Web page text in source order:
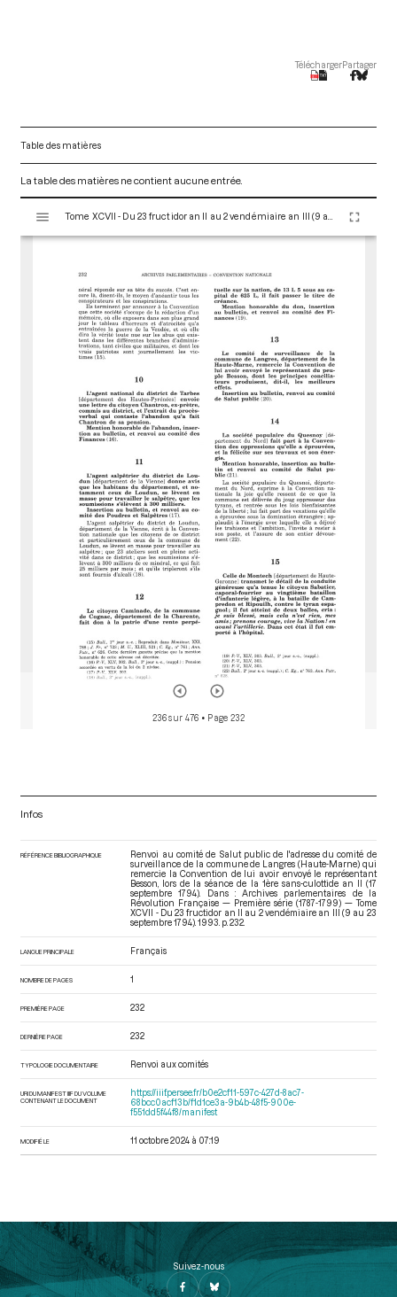
TéléchargerPartager
Table des matières
La table des matières ne contient aucune entrée.
s
236 sur 476 • Page 232
Infos
RÉFÉRENCE BIBLIOGRAPHIQUE
Renvoi au comité de Salut public de l'adresse du comité de
surveillance de la commune de Langres (Haute-Marne) qui
remercie la Convention de lui avoir envoyé le représentant
Besson, lors de la séance de la 1ère sans-culottide an II (17
septembre 1794). Dans : Archives parlementaires de la
Révolution Française — Première série (1787-1799) — Tome
XCVII - Du 23 fructidor an II au 2 vendémiaire an III (9 au 23
septembre 1794) . 1993. p. 232.
LANGUE PRINCIPALE Français
NOMBRE DE PAGES 1
PREMIÈRE PAGE 232
DERNIÈRE PAGE 232
TYPOLOGIE DOCUMENTAIRE Renvoi aux comités
URI DU MANIFEST IIIF DU VOLUME
CONTENANT LE DOCUMENT
https://iiif.persee.fr/b0e2cf11-597c-427d-8ac7-
68bcc0acf13b/f1d1ce3a-9b4b-48f5-900e-
f551dd5f44f8/manifest
MODIFIÉ LE 11 octobre 2024 à 07:19
Suivez-nous